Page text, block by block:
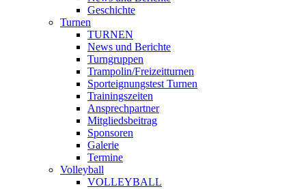
Geschichte
Turnen
TURNEN
News und Berichte
Turngruppen
Trampolin/Freizeitturnen
Sporteignungstest Turnen
Trainingszeiten
Ansprechpartner
Mitgliedsbeitrag
Sponsoren
Galerie
Termine
Volleyball
VOLLEYBALL